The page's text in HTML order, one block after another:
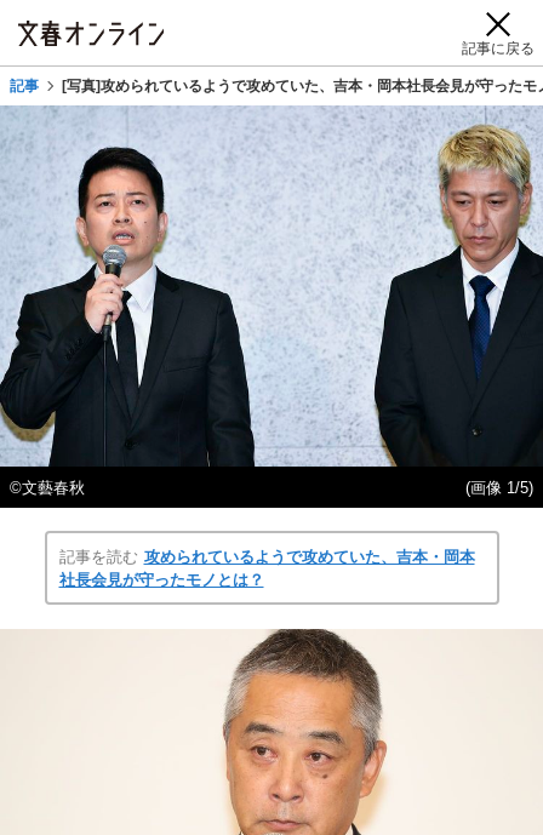
記事に戻る
記事 [写真]攻められているようで攻めていた、吉本・岡本社長会見が守ったモ
©文藝春秋 (画像 1/5)
記事を読む 攻められているようで攻めていた、吉本・岡本
社長会見が守ったモノとは？